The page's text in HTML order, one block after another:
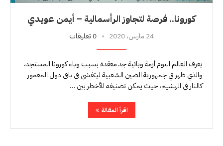
كورونا.. فرصة لتجاوز الرأسمالية – أيمن عويدي
24 مارس، 2020 0 تعليقات
يعرف العالم اليوم أزمة وبائية جد معقدة بسبب وباء كورونا المستجد،
والذي ظهر في جمهورية الصين الشعبية ليتفشى في باقي دول المعمور
كالنار في الهشيم، حيث يمكن تصنيفه الأخطر بين …
اقرأ المقالة